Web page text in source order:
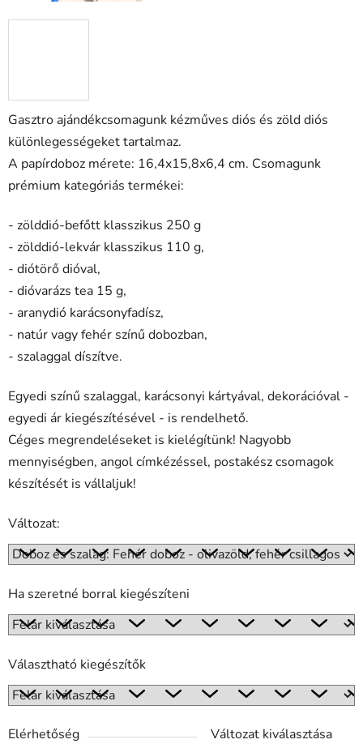
Gasztro ajándékcsomagunk kézműves diós és zöld diós
különlegességeket tartalmaz.
A papírdoboz mérete: 16,4x15,8x6,4 cm. Csomagunk
prémium kategóriás termékei:
- zölddió-befőtt klasszikus 250 g
- zölddió-lekvár klasszikus 110 g,
- diótörő dióval,
- dióvarázs tea 15 g,
- aranydió karácsonyfadísz,
- natúr vagy fehér színű dobozban,
- szalaggal díszítve.
Egyedi színű szalaggal, karácsonyi kártyával, dekorációval -
egyedi ár kiegészítésével - is rendelhető.
Céges megrendeléseket is kielégítünk! Nagyobb
mennyiségben, angol címkézéssel, postakész csomagok
készítését is vállaljuk!
Változat:
Ha szeretné borral kiegészíteni
Választható kiegészítők
Elérhetőség
Változat kiválasztása